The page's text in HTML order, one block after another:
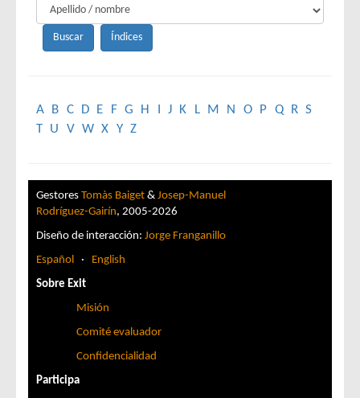
A B C D E F G H J K L M N O P Q R S
T U V W X Y Z
Gestores Tomàs Baiget & Josep-Manuel
Rodríguez-Gairín, 2005-2026
Diseño de interacción: Jorge Franganillo
Español · English
Sobre Exit
Misión
Comité evaluador
Confidencialidad
Participa